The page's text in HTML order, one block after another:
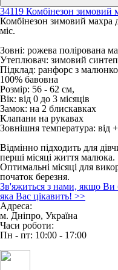
34119 Комбінезон зимовий
Комбінезон зимовий махра
міс.
Зовні: рожева полірована
Утеплювач: зимовий
Підклад: ранфорс з
100% бавовна
Розмір: 56 - 62 см,
Вік: від 0 до 3 місяців
Замок: на 2 блискавках
Клапани на рукавах
Зовнішня температура: від
Відмінно підходить для
перші місяці життя малюка.
Оптимальні місяці для
початок березня.
Зв'яжиться з нами, якщо Ви
яка Вас цікавить! >>
Адреса:
м. Дніпро, Україна
Часи роботи:
Пн - пт: 10:00 - 17:00